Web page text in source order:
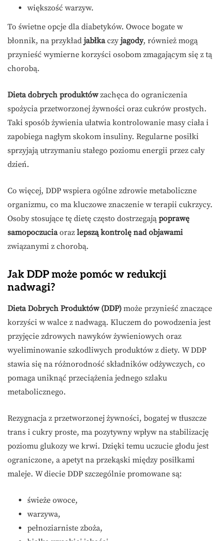
większość warzyw.
To świetne opcje dla diabetyków. Owoce bogate w
błonnik, na przykład jabłkaczy jagody, również mogą
przynieść wymierne korzyści osobom zmagającym się z tą
chorobą.
Dieta dobrych produktówzachęca do ograniczenia
spożycia przetworzonej żywności oraz cukrów prostych.
Taki sposób żywienia ułatwia kontrolowanie masy ciała i
zapobiega nagłym skokom insuliny. Regularne posiłki
sprzyjają utrzymaniu stałego poziomu energii przez cały
dzień.
Co więcej, DDP wspiera ogólne zdrowie metaboliczne
organizmu, co ma kluczowe znaczenie w terapii cukrzycy.
Osoby stosujące tę dietę często dostrzegają poprawę
samopoczuciaoraz lepszą kontrolę nad objawami
związanymi z chorobą.
Jak DDP może pomóc w redukcji
nadwagi?
Dieta Dobrych Produktów (DDP) może przynieść znaczące
korzyści w walce z nadwagą. Kluczem do powodzenia jest
przyjęcie zdrowych nawyków żywieniowych oraz
wyeliminowanie szkodliwych produktów z diety. W DDP
stawia się na różnorodność składników odżywczych, co
pomaga uniknąć przeciążenia jednego szlaku
metabolicznego.
Rezygnacja z przetworzonej żywności, bogatej w tłuszcze
trans i cukry proste, ma pozytywny wpływ na stabilizację
poziomu glukozy we krwi. Dzięki temu uczucie głodu jest
ograniczone, a apetyt na przekąski między posiłkami
maleje. W diecie DDP szczególnie promowane są:
świeże owoce,
warzywa,
pełnoziarniste zboża,